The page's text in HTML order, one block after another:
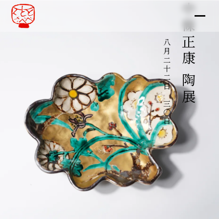
中條正康 陶展
八月二十二日～三〇日